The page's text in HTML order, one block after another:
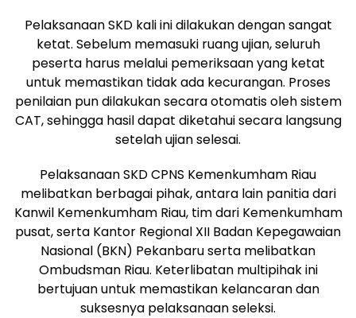
Pelaksanaan SKD kali ini dilakukan dengan sangat
ketat. Sebelum memasuki ruang ujian, seluruh
peserta harus melalui pemeriksaan yang ketat
untuk memastikan tidak ada kecurangan. Proses
penilaian pun dilakukan secara otomatis oleh sistem
CAT, sehingga hasil dapat diketahui secara langsung
setelah ujian selesai.
Pelaksanaan SKD CPNS Kemenkumham Riau
melibatkan berbagai pihak, antara lain panitia dari
Kanwil Kemenkumham Riau, tim dari Kemenkumham
pusat, serta Kantor Regional XII Badan Kepegawaian
Nasional (BKN) Pekanbaru serta melibatkan
Ombudsman Riau. Keterlibatan multipihak ini
bertujuan untuk memastikan kelancaran dan
suksesnya pelaksanaan seleksi.